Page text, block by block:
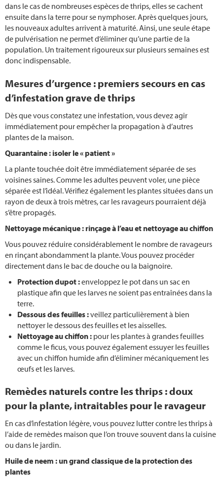
dans le cas de nombreuses espèces de thrips, elles se cachent
ensuite dans la terre pour se nymphoser. Après quelques jours,
les nouveaux adultes arrivent à maturité. Ainsi, une seule étape
de pulvérisation ne permet d’éliminer qu’une partie de la
population. Un traitement rigoureux sur plusieurs semaines est
donc indispensable.
Mesures d’urgence : premiers secours en cas
d’infestation grave de thrips
Dès que vous constatez une infestation, vous devez agir
immédiatement pour empêcher la propagation à d’autres
plantes de la maison.
Quarantaine : isoler le « patient »
La plante touchée doit être immédiatement séparée de ses
voisines saines. Comme les adultes peuvent voler, une pièce
séparée est l’idéal. Vérifiez également les plantes situées dans un
rayon de deux à trois mètres, car les ravageurs pourraient déjà
s’être propagés.
Nettoyage mécanique : rinçage à l’eau et nettoyage au chiffon
Vous pouvez réduire considérablement le nombre de ravageurs
en rinçant abondamment la plante. Vous pouvez procéder
directement dans le bac de douche ou la baignoire.
Protection dupot:enveloppez le pot dans un sac en
plastique afin que les larves ne soient pas entraînées dans la
terre.
Dessous des feuilles :veillez particulièrement à bien
nettoyer le dessous des feuilles et les aisselles.
Nettoyage au chiffon : pour les plantes à grandes feuilles
comme le ficus, vous pouvez également essuyer les feuilles
avec un chiffon humide afin d’éliminer mécaniquement les
œufs et les larves.
Remèdes naturels contre les thrips : doux
pour la plante, intraitables pour le ravageur
En cas d’infestation légère, vous pouvez lutter contre les thrips à
l’aide de remèdes maison que l’on trouve souvent dans la cuisine
ou dans le jardin.
Huile de neem : un grand classique de la protection des
plantes
Travaux de jardinage mensuels
Paillage
Pressage
Protection anti-moustiques
Jardin naturel
Neophyte
Récolter des fruits
Tailler les lauriers roses
Entretenir les orchidees
Taille de l'’herbe de la pampa
Permaculture jardin
Planter dans le jardin
Planter du bambou
Tonte de pelouse
Entretien du gazon
Semer du gazon
Tondeuses robots sans câble périphérique
Chenilles
récolter la rhubarbe